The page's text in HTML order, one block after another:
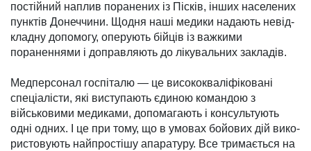
постійний наплив по­ранених із Піс­ків, інших населених
пунктів До­неччини. Що­дня наші медики надають невід­
кладну допомогу, опе­рують бійців із важки­ми
пораненнями і доправ­ляють до лікувальних закладів.
Медперсонал госпі­талю — це висококва­ліфіковані
спеціалісти, які виступають єдиною ко­мандою з
військовими медиками, допомагають і консультують
одні одних. І це при тому, що в умо­вах бойових дій вико­
ристовують найпростішу апаратуру. Все тримається на